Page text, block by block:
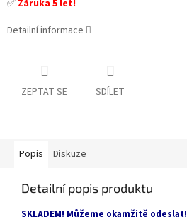
✅ Záruka 5 let!
Detailní informace
ZEPTAT SE SDÍLET
Popis Diskuze
Detailní popis produktu
SKLADEM! Můžeme okamžitě odeslat!